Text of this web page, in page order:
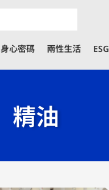
身心密碼 兩性生活 ESG
精油